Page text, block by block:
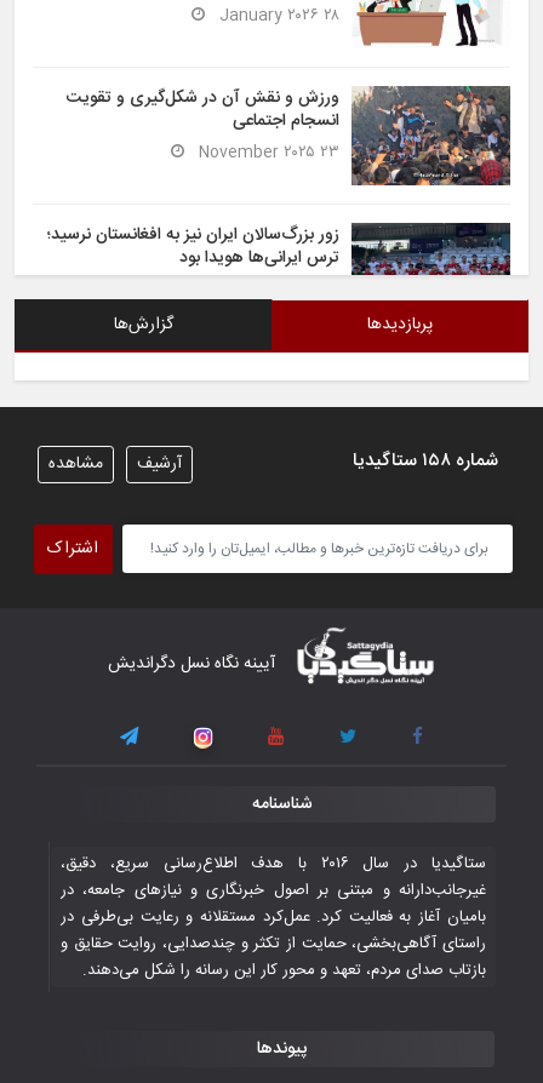
۲۸ January ۲۰۲۶
ورزش و نقش آن در شکل‌گیری و تقویت
انسجام اجتماعی
۲۳ November ۲۰۲۵
زور بزرگ‌سالان ایران نیز به افغانستان نرسید؛
ترس ایرانی‌ها هویدا بود
پیروزی قاطع در برابر تاجیکستان محکم
برداشت
کار دشوار تیم ملی فوتسال افغانستان در
گروه مرگ بازی‌های همبستگی کشورهای
اسلامی
تاریخی ایران
جوانان فوتسالیست کشور با گلباران تایلند به
فینال رفتند
۲۸ October ۲۰۲۵
با شکست چین، فوتسال‌بازان جوان
پربازدیدها گزارش‌ها
شماره ۱۵۸ ستاگیدیا مشاهده آرشیف
اشتراک
آیینه نگاه نسل دگراندیش
شناسنامه
ستاگیدیا در سال ۲۰۱۶ با هدف اطلاع‌رسانی سریع، دقیق،
غیرجانب‌دارانه و مبتنی بر اصول خبرنگاری و نیازهای جامعه، در
بامیان آغاز به فعالیت کرد. عمل‌کرد مستقلانه و رعایت بی‌طرفی در
راستای آگاهی‌بخشی، حمایت از تکثر و چندصدایی، روایت حقایق و
بازتاب صدای مردم، تعهد و محور کار این رسانه را شکل می‌دهند.
پیوندها